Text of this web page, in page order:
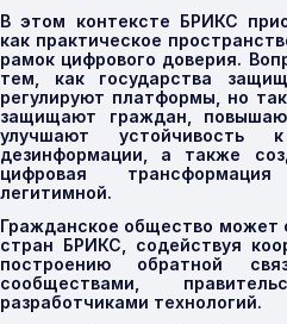
В этом контексте БРИКС
как практическое
рамок цифрового доверия.
тем, как государства
регулируют платформы, но
защищают граждан,
улучшают устойчивость
дезинформации, а также
цифровая
легитимной.
Гражданское общество может
стран БРИКС, содействуя
построению обратной
сообществами,
разработчиками технологий.